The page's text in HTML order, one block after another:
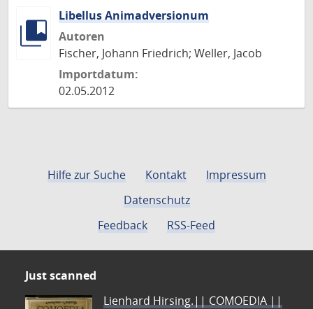
Libellus Animadversionum
Autoren
Fischer, Johann Friedrich; Weller, Jacob
Importdatum:
02.05.2012
Hilfe zur Suche Kontakt
Impressum
Datenschutz
Feedback
RSS-Feed
Just scanned
Lienhard Hirsing.|| COMOEDIA ||